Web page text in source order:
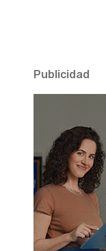
Publicidad